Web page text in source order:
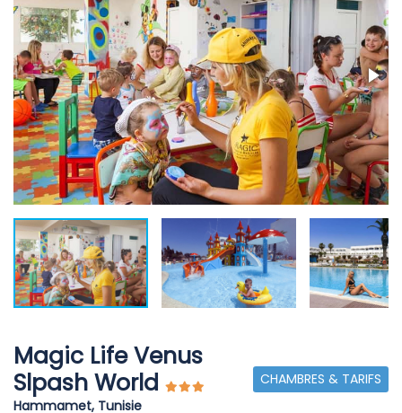
Magic Life Venus
Slpash World
Hammamet, Tunisie
CHAMBRES & TARIFS